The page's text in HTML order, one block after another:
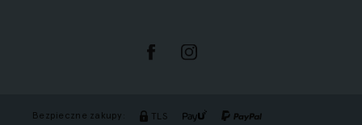
Bezpieczne zakupy: TLS